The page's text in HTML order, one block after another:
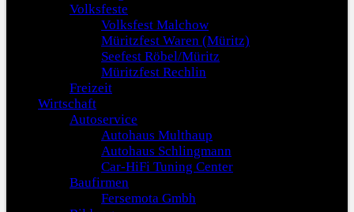
Volksfeste
Volksfest Malchow
Müritzfest Waren (Müritz)
Seefest Röbel/Müritz
Müritzfest Rechlin
Freizeit
Wirtschaft
Autoservice
Autohaus Multhaup
Autohaus Schlingmann
Car-HiFi Tuning Center
Baufirmen
Fersemota Gmbh